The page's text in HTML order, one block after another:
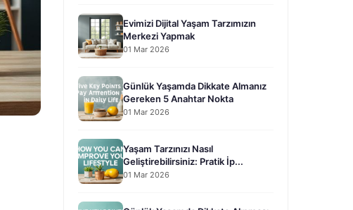
Evimizi Dijital Yaşam Tarzımızın
Merkezi Yapmak
01 Mar 2026
Günlük Yaşamda Dikkate Almanız
Gereken 5 Anahtar Nokta
01 Mar 2026
Yaşam Tarzınızı Nasıl
Geliştirebilirsiniz: Pratik İp...
01 Mar 2026